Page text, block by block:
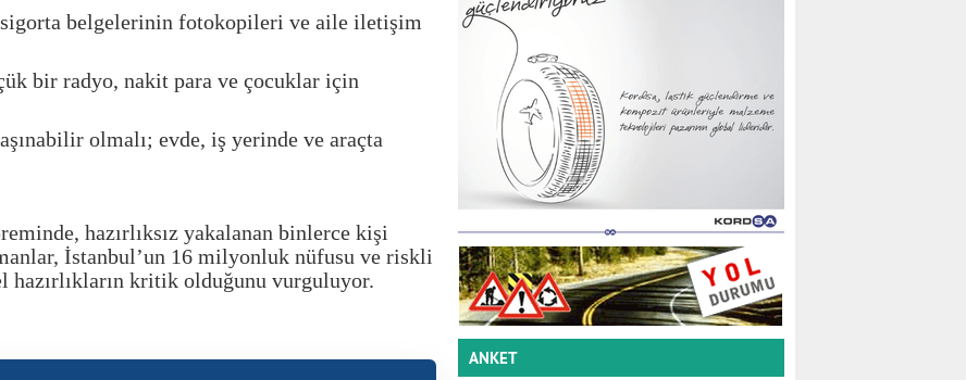
belgelerinin fotokopileri ve aile iletişim
bir radyo, nakit para ve çocuklar için
olmalı; evde, iş yerinde ve araçta
hazırlıksız yakalanan binlerce kişi
İstanbul’un 16 milyonluk nüfusu ve riskli
hazırlıkların kritik olduğunu vurguluyor.
ANKET